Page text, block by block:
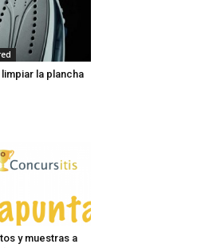
la plancha
y muestras a